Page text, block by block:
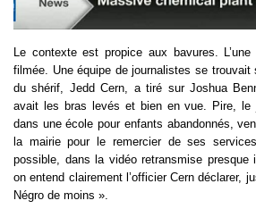
Le contexte est propice aux bavures.
filmée. Une équipe de journalistes se trouvait
du shérif, Jedd Cern, a tiré sur Joshua
avait les bras levés et bien en vue. Pire, le
dans une école pour enfants abandonnés,
la mairie pour le remercier de ses
possible, dans la vidéo retransmise presque
on entend clairement l’officier Cern déclarer,
Négro de moins ».